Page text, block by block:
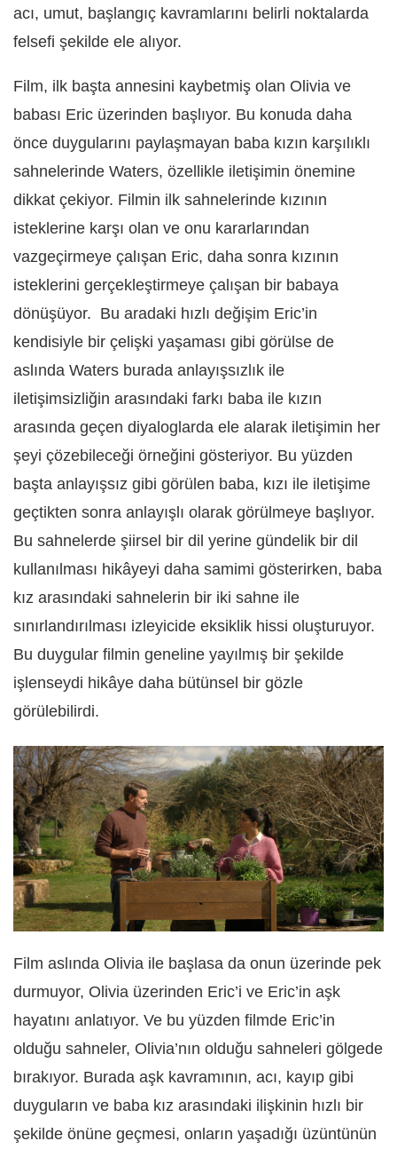
acı, umut, başlangıç kavramlarını belirli noktalarda
felsefi şekilde ele alıyor.
Film, ilk başta annesini kaybetmiş olan Olivia ve
babası Eric üzerinden başlıyor. Bu konuda daha
önce duygularını paylaşmayan baba kızın karşılıklı
sahnelerinde Waters, özellikle iletişimin önemine
dikkat çekiyor. Filmin ilk sahnelerinde kızının
isteklerine karşı olan ve onu kararlarından
vazgeçirmeye çalışan Eric, daha sonra kızının
isteklerini gerçekleştirmeye çalışan bir babaya
dönüşüyor. Bu aradaki hızlı değişim Eric’in
kendisiyle bir çelişki yaşaması gibi görülse de
aslında Waters burada anlayışsızlık ile
iletişimsizliğin arasındaki farkı baba ile kızın
arasında geçen diyaloglarda ele alarak iletişimin her
şeyi çözebileceği örneğini gösteriyor. Bu yüzden
başta anlayışsız gibi görülen baba, kızı ile iletişime
geçtikten sonra anlayışlı olarak görülmeye başlıyor.
Bu sahnelerde şiirsel bir dil yerine gündelik bir dil
kullanılması hikâyeyi daha samimi gösterirken, baba
kız arasındaki sahnelerin bir iki sahne ile
sınırlandırılması izleyicide eksiklik hissi oluşturuyor.
Bu duygular filmin geneline yayılmış bir şekilde
işlenseydi hikâye daha bütünsel bir gözle
görülebilirdi.
Film aslında Olivia ile başlasa da onun üzerinde pek
durmuyor, Olivia üzerinden Eric’i ve Eric’in aşk
hayatını anlatıyor. Ve bu yüzden filmde Eric’in
olduğu sahneler, Olivia’nın olduğu sahneleri gölgede
bırakıyor. Burada aşk kavramının, acı, kayıp gibi
duyguların ve baba kız arasındaki ilişkinin hızlı bir
şekilde önüne geçmesi, onların yaşadığı üzüntünün